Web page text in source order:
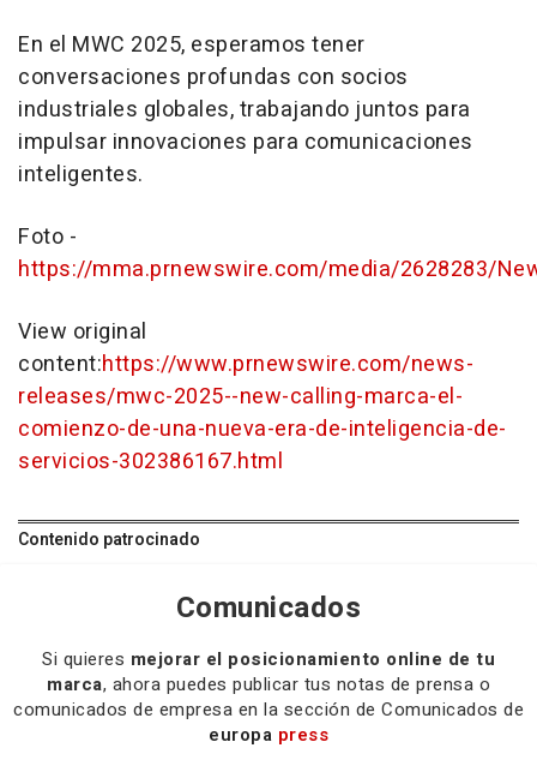
En el MWC 2025, esperamos tener
conversaciones profundas con socios
industriales globales, trabajando juntos para
impulsar innovaciones para comunicaciones
inteligentes.
Foto -
https://mma.prnewswire.com/media/2628283/
View original
content:https://www.prnewswire.com/news-
releases/mwc-2025--new-calling-marca-el-
comienzo-de-una-nueva-era-de-inteligencia-de-
servicios-302386167.html
Contenido patrocinado
Comunicados
Si quieres mejorar el posicionamiento online de tu
marca, ahora puedes publicar tus notas de prensa o
comunicados de empresa en la sección de Comunicados de
europa press